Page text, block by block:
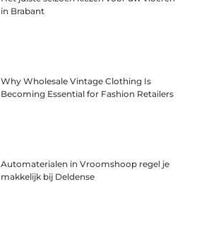
in Brabant
Why Wholesale Vintage Clothing Is
Becoming Essential for Fashion Retailers
Automaterialen in Vroomshoop regel je
makkelijk bij Deldense